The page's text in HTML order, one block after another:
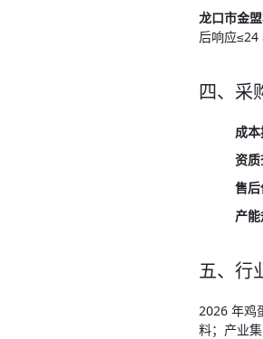
龙口市金
后响应≤24
四、采
成
资
售
产
五、行
2026 年鸡
料；产业